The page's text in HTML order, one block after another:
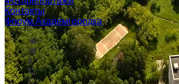
Контакты
Форум Академгородка